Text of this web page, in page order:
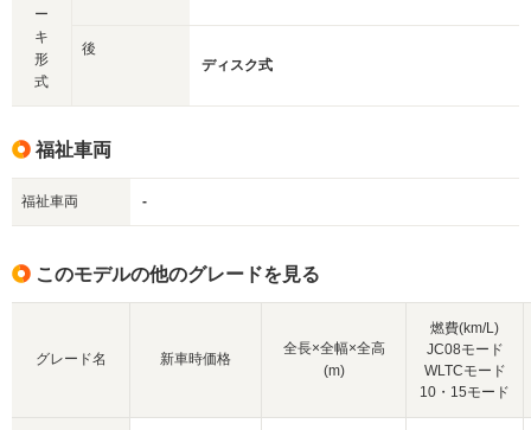
ー
キ
形
式
後
ディスク式
福祉車両
福祉車両 -
このモデルの他のグレードを見る
グレード名 新車時価格
全長×全幅×全高
(m)
燃費(km/L)
JC08モード
WLTCモード
10・15モード